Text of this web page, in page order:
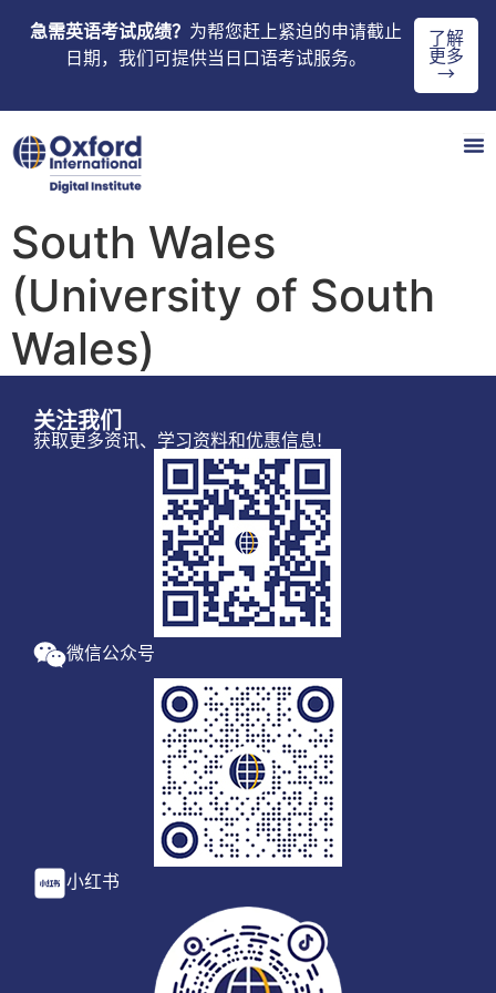
急需英语考试成绩？ 为帮您赶上紧迫的申请截止
日期，我们可提供当日口语考试服务。
了解
更多
→
South Wales
(University of South
Wales)
关注我们
获取更多资讯、学习资料和优惠信息!
微信公众号
小红书